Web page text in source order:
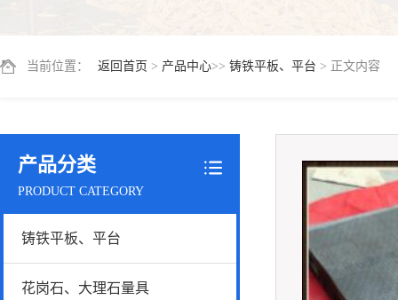
当前位置： 返回首页 > 产品中心>> 铸铁平板、平台 > 正文内容
产品分类
PRODUCT CATEGORY
铸铁平板、平台
花岗石、大理石量具